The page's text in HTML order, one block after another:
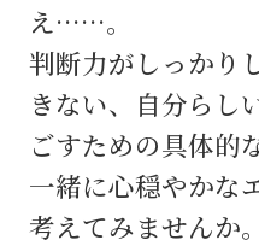
え……。
判断力がしっかり
きない、自分らし
ごすための具体的
一緒に心穏やかな
考えてみませんか。